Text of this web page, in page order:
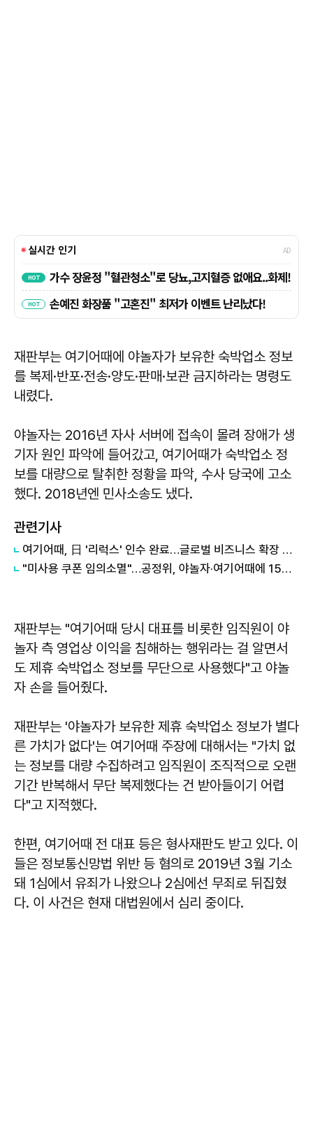
재판부는 여기어때에 야놀자가 보유한 숙박업소 정보
를 복제·반포·전송·양도·판매·보관 금지하라는 명령도
내렸다.
야놀자는 2016년 자사 서버에 접속이 몰려 장애가 생
기자 원인 파악에 들어갔고, 여기어때가 숙박업소 정
보를 대량으로 탈취한 정황을 파악, 수사 당국에 고소
했다. 2018년엔 민사소송도 냈다.
관련기사
여기어때, 日 '리럭스' 인수 완료…글로벌 비즈니스 확장 속도
"미사용 쿠폰 임의소멸"…공정위, 야놀자·여기어때에 15억 과징금
재판부는 "여기어때 당시 대표를 비롯한 임직원이 야
놀자 측 영업상 이익을 침해하는 행위라는 걸 알면서
도 제휴 숙박업소 정보를 무단으로 사용했다"고 야놀
자 손을 들어줬다.
재판부는 '야놀자가 보유한 제휴 숙박업소 정보가 별다
른 가치가 없다'는 여기어때 주장에 대해서는 "가치 없
는 정보를 대량 수집하려고 임직원이 조직적으로 오랜
기간 반복해서 무단 복제했다는 건 받아들이기 어렵
다"고 지적했다.
한편, 여기어때 전 대표 등은 형사재판도 받고 있다. 이
들은 정보통신망법 위반 등 혐의로 2019년 3월 기소
돼 1심에서 유죄가 나왔으나 2심에선 무죄로 뒤집혔
다. 이 사건은 현재 대법원에서 심리 중이다.